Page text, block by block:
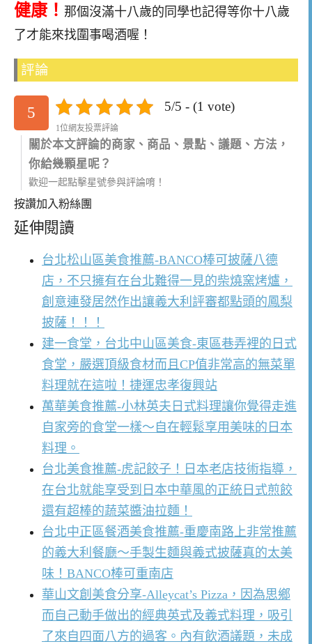
健康！ 那個沒滿十八歲的同學也記得等你十八歲
了才能來找圍事喝酒喔！
評論
5 5/5 - (1 vote)
1位網友投票評論
關於本文評論的商家、商品、景點、議題、方法，
你給幾顆星呢？
歡迎一起點擊星號參與評論唷！
按讚加入粉絲團
延伸閱讀
台北松山區美食推薦-BANCO棒可披薩八德
店，不只擁有在台北難得一見的柴燒窯烤爐，
創意連發居然作出讓義大利評審都點頭的鳳梨
披薩！！！
建一食堂，台北中山區美食-東區巷弄裡的日式
食堂，嚴選頂級食材而且CP值非常高的無菜單
料理就在這啦！捷運忠孝復興站
萬華美食推薦-小林英夫日式料理讓你覺得走進
自家旁的食堂一樣～自在輕鬆享用美味的日本
料理。
台北美食推薦-虎記餃子！日本老店技術指導，
在台北就能享受到日本中華風的正統日式煎餃
還有超棒的蔬菜醬油拉麵！
台北中正區餐酒美食推薦-重慶南路上非常推薦
的義大利餐廳～手製生麵與義式披薩真的太美
味！BANCO棒可重南店
華山文創美食分享-Alleycat’s Pizza，因為思鄉
而自己動手做出的經典英式及義式料理，吸引
了來自四面八方的過客。內有飲酒議題，未成